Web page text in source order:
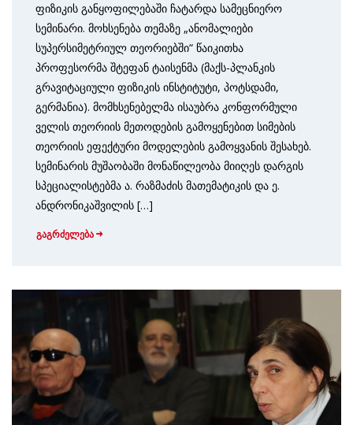
ფიზიკის განყოფილებაში ჩატარდა სამეცნიერო
სემინარი. მოხსენება თემაზე „ანომალიები
სუპერსიმეტრიულ თეორიებში“ წაიკითხა
პროფესორმა შტეფან ტაისენმა (მაქს-პლანკის
გრავიტაციული ფიზიკის ინსტიტუტი, პოტსდამი,
გერმანია). მომხსენებელმა ისაუბრა კონფორმული
ველის თეორიის მეთოდების გამოყენებით სიმების
თეორიის ეფექტური მოდელების გამოყვანის შესახებ.
სემინარის მუშაობაში მონაწილეობა მიიღეს დარგის
სპეციალისტებმა ა. რაზმაძის მათემატიკის და ე.
ანდრონიკაშვილის […]
გაგრძელება